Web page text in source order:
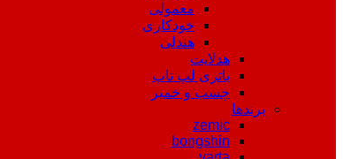
معمولی
خودکاری
هندلی
هدلایت
باتری لپ تاپ
چسب و خمیر
برندها
zemic
bongshin